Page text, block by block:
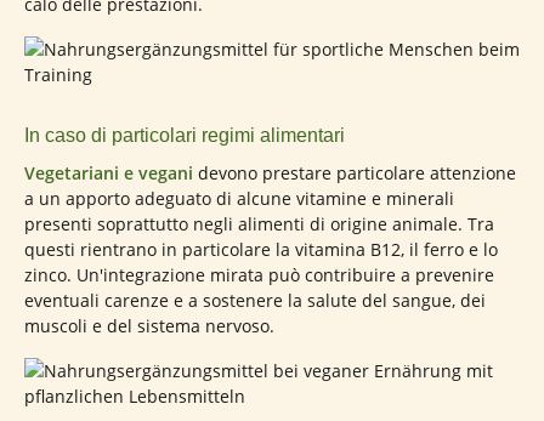
In caso di particolari regimi alimentari
Vegetariani e vegani devono prestare particolare attenzione
a un apporto adeguato di alcune vitamine e minerali
presenti soprattutto negli alimenti di origine animale. Tra
questi rientrano in particolare la vitamina B12, il ferro e lo
zinco. Un'integrazione mirata può contribuire a prevenire
eventuali carenze e a sostenere la salute del sangue, dei
muscoli e del sistema nervoso.